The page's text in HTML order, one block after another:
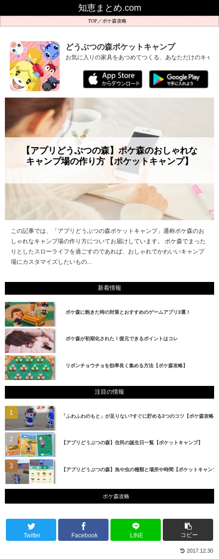
知恵まとめ.com
ポケ森攻略
どうぶつの森ポケットキャンプ
お気に入りの家具をあつめてつくる、あなただけのキャ
【アプリどうぶつの森】ポケ森のおしゃれな
キャンプ場の作り方【ポケットキャンプ】
この記事では、「アプリどうぶつの森ポケットキャンプ」通称ポケ森のお
しゃれなキャンプ場の作り方についてお届けしています。 ポケ森でまった
りとしたスローライフを過ごすのであれば、おしゃれでかわいいキャンプ
場にカスタマイズしたいもの...
新着情報
ポケ森に飽きた時の対策とおすすめのゲームアプリ3選！
ポケ森が初期化された！復元できるポイントはコレ
リボンチョウチョを効率良く集める方法【ポケ森攻略】
注目の情報
「ふわふわのもと」が足りない?すぐに貯める3つのコツ【ポケ森攻略】
【アプリどうぶつの森】住民の誕生日一覧【ポケットキャンプ】
【アプリどうぶつの森】魚や虫の種類と場所や時間【ポケットキャン
ポケ森攻略
Twitter Facebook LINE コピー
2017.12.30